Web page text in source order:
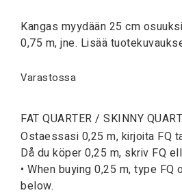
Kangas myydään 25 cm
0,75 m, jne. Lisää
Varastossa
FAT QUARTER / SKINNY
Ostaessasi 0,25 m, kirjoita FQ
Då du köper 0,25 m, skriv FQ
• When buying 0,25 m, type FQ
below.